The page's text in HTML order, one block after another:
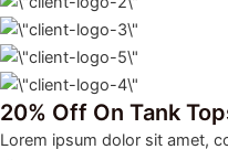
20% Off On Tank
Lorem ipsum dolor sit amet,